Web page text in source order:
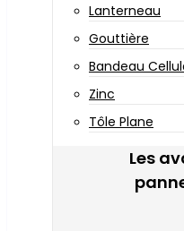
Lanterneau
Gouttière
Bandeau
Zinc
Tôle Plane
Les